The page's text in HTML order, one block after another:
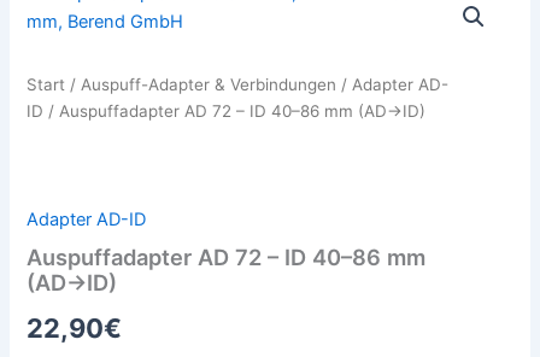
Start / Auspuff-Adapter & Verbindungen / Adapter AD-
ID / Auspuffadapter AD 72 – ID 40–86 mm (AD→ID)
Adapter AD-ID
Auspuffadapter AD 72 – ID 40–86 mm
(AD→ID)
22,90€
ID
40–